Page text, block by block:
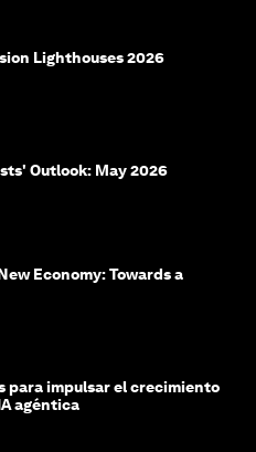
Lighthouses 2026
Outlook: May 2026
Economy: Towards a
para impulsar el crecimiento
agéntica